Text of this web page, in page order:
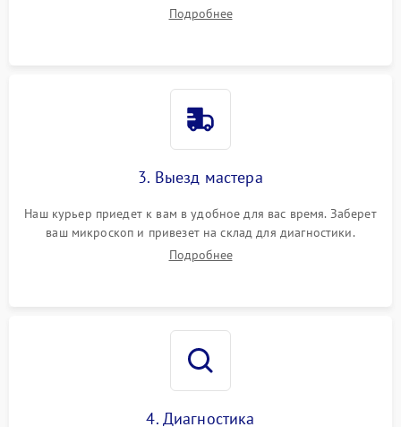
Подробнее
3. Выезд мастера
Наш курьер приедет к вам в удобное для вас время. Заберет
ваш микроскоп и привезет на склад для диагностики.
Подробнее
4. Диагностика